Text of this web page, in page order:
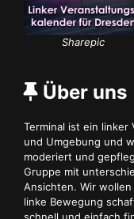
Sharepic
Über uns
Terminal ist ein linker
und Umgebung und
moderiert und
Gruppe mit
Ansichten. Wir
linke Bewegung
schnell und einfach